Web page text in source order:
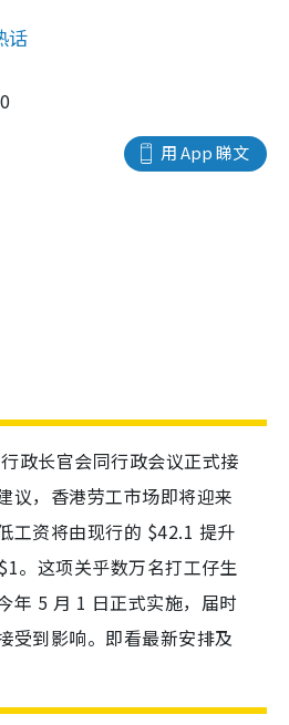
话
用 App 睇文
政长官会同行政会议正式接
议，香港劳工市场即将迎来
工资将由现行的 $42.1 提升
。这项关乎数万名打工仔生
年 5 月 1 日正式实施，届时
受到影响。即看最新安排及